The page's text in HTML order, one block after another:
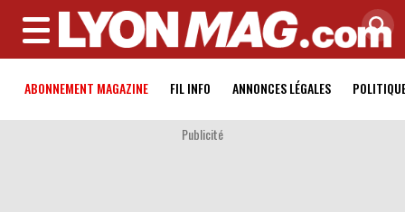
MENU
ABONNEMENT MAGAZINE FIL INFO ANNONCES LÉGALES
Publicité